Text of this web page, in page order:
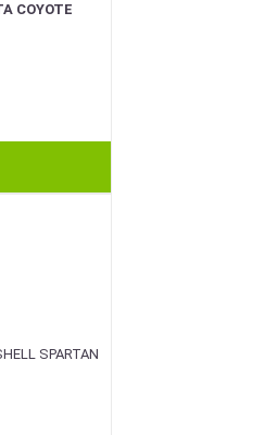
COYOTE